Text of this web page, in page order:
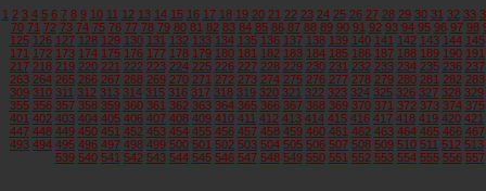
1 2 3 4 5 6 7 8 9 10 11 12 13 14 15 16 17 18 19 20 21 22 23 24 25 26 27 28 29 30 31 32 33
70 71 72 73 74 75 76 77 78 79 80 81 82 83 84 85 86 87 88 89 90 91 92 93 94 95 96 97 98
125 126 127 128 129 130 131 132 133 134 135 136 137 138 139 140 141 142 143 144 145
171 172 173 174 175 176 177 178 179 180 181 182 183 184 185 186 187 188 189 190 191
217 218 219 220 221 222 223 224 225 226 227 228 229 230 231 232 233 234 235 236 237
263 264 265 266 267 268 269 270 271 272 273 274 275 276 277 278 279 280 281 282 283
309 310 311 312 313 314 315 316 317 318 319 320 321 322 323 324 325 326 327 328 329
355 356 357 358 359 360 361 362 363 364 365 366 367 368 369 370 371 372 373 374 375
401 402 403 404 405 406 407 408 409 410 411 412 413 414 415 416 417 418 419 420 421
447 448 449 450 451 452 453 454 455 456 457 458 459 460 461 462 463 464 465 466 467
493 494 495 496 497 498 499 500 501 502 503 504 505 506 507 508 509 510 511 512 513
539 540 541 542 543 544 545 546 547 548 549 550 551 552 553 554 555 556 557